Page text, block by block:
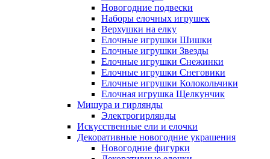
Новогодние подвески
Наборы елочных игрушек
Верхушки на елку
Елочные игрушки Шишки
Елочные игрушки Звезды
Елочные игрушки Снежинки
Елочные игрушки Снеговики
Елочные игрушки Колокольчики
Елочная игрушка Щелкунчик
Мишура и гирлянды
Электрогирлянды
Искусственные ели и елочки
Декоративные новогодние украшения
Новогодние фигурки